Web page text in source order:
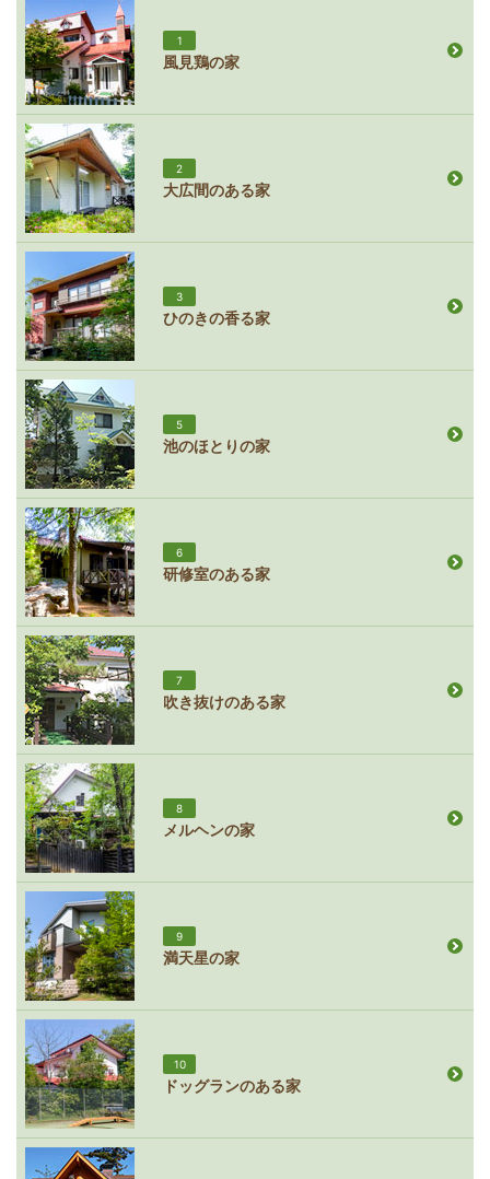
1
風見鶏の家
2
大広間のある家
3
ひのきの香る家
5
池のほとりの家
6
研修室のある家
7
吹き抜けのある家
8
メルヘンの家
9
満天星の家
10
ドッグランのある家